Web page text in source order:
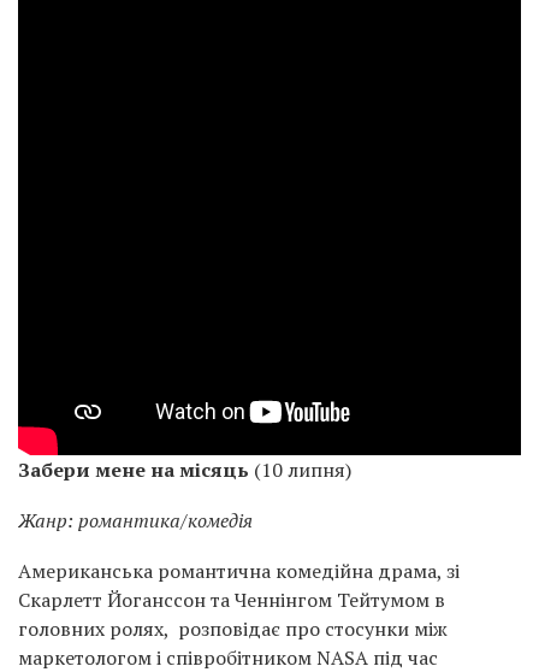
Забери мене на місяць (10 липня)
Жанр: романтика/комедія
Американська романтична комедійна драма, зі
Скарлетт Йоганссон та Ченнінгом Тейтумом в
головних ролях, розповідає про стосунки між
маркетологом і співробітником NASA під час